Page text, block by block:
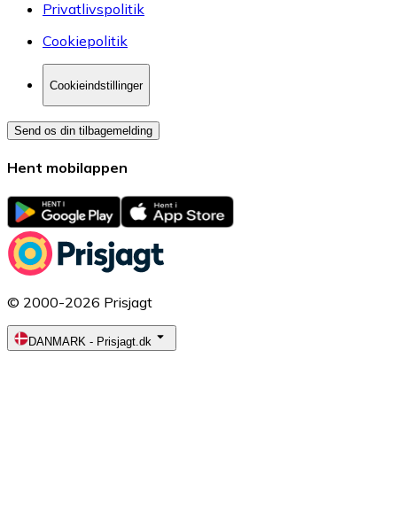
Privatlivspolitik
Cookiepolitik
Cookieindstillinger
Send os din tilbagemelding
Hent mobilappen
© 2000-2026 Prisjagt
DANMARK - Prisjagt.dk